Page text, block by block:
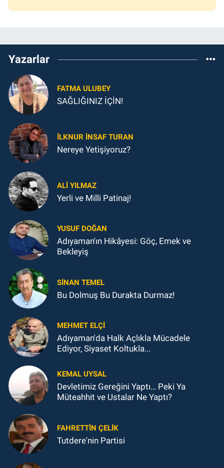
Yazarlar
FATMA ULUBEY
SAĞLIĞINIZ İÇİN!
İLKNUR İNSAF TURAN
Nereye Yetişiyoruz?
ALI YILMAZ
Yerli ve Milli Patinaj!
YUSUF DOĞAN
Adıyaman'ın Hikâyesi: Göç, Emek ve
Bekleyiş
SINAN TEMEL
Bu Dolmuş Bu Durakta Durmaz!
MEHMET ELÇI
Adıyaman'da Halk Açlıkla Mücadele
Ediyor, Siyaset Koltukla...
KEMAL UYSAL
Devletimiz Gereğini Yaptı… Peki Ya
Müteahhit ve Ustalar Ne Yaptı?
FAHRETTIN ÇELİK
Tutdere'nin Partisi